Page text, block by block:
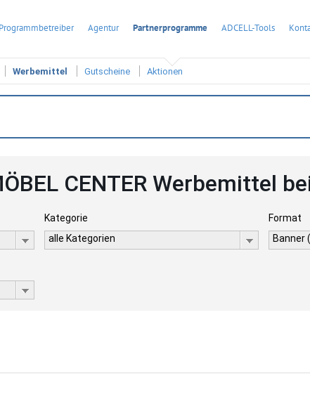
Programmbetreiber Agentur Partnerprogramme ADCELL-Tools
Werbemittel Gutscheine Aktionen
CENTER Werbemittel
Kategorie
alle Kategorien
Format
Banner